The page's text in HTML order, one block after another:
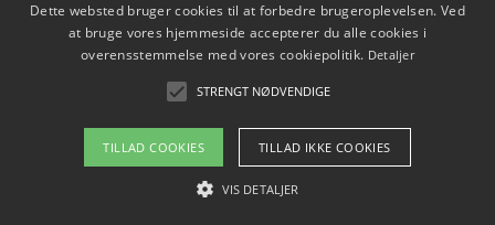
Copyright 2026 - Pilanto Aps
Om / kontakt
Blog Betingelser
Dette websted bruger cookies til at forbedre brugeroplevelsen. Ved
at bruge vores hjemmeside accepterer du alle cookies i
overensstemmelse med vores cookiepolitik. Detaljer
STRENGT NØDVENDIGE
TILLAD COOKIES TILLAD IKKE COOKIES
VIS DETALJER